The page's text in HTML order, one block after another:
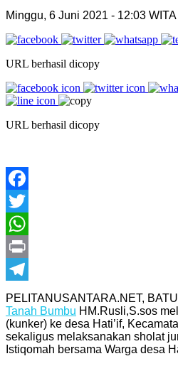
Minggu, 6 Juni 2021 - 12:03 WITA
URL berhasil dicopy
URL berhasil dicopy
Facebook
Twitter
WhatsApp
Print
Telegram
PELITANUSANTARA.NET,
Tanah Bumbu HM.Rusli,S.sos
(kunker) ke desa Hati’if,
sekaligus melaksanakan sholat
Istiqomah bersama Warga desa